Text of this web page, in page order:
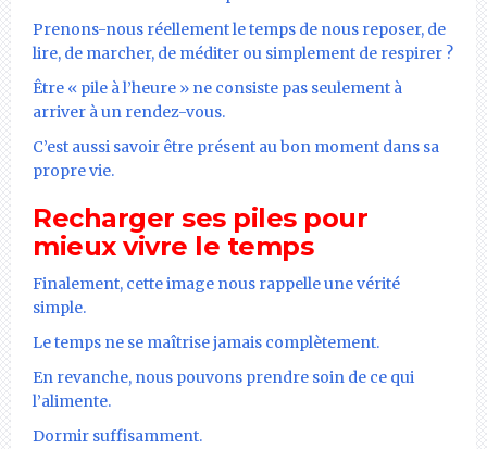
Prenons-nous réellement le temps de nous reposer, de
lire, de marcher, de méditer ou simplement de respirer ?
Être « pile à l’heure » ne consiste pas seulement à
arriver à un rendez-vous.
C’est aussi savoir être présent au bon moment dans sa
propre vie.
Recharger ses piles pour
mieux vivre le temps
Finalement, cette image nous rappelle une vérité
simple.
Le temps ne se maîtrise jamais complètement.
En revanche, nous pouvons prendre soin de ce qui
l’alimente.
Dormir suffisamment.